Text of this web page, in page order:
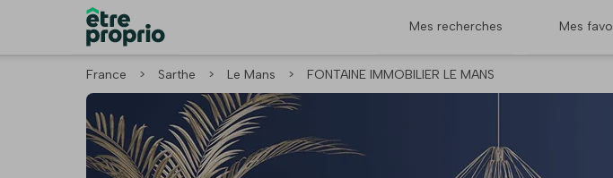
Mes recherches Mes
France > Sarthe > Le Mans > FONTAINE IMMOBILIER LE MANS